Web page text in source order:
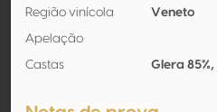
Região vinícola Veneto
Apelação
Castas Glera 85%,